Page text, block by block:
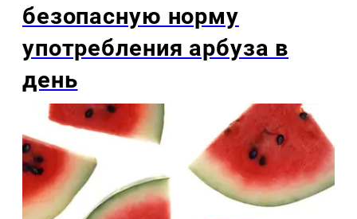
безопасную норму
употребления арбуза в
день